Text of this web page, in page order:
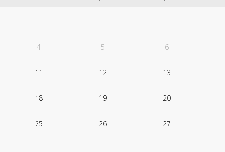
4 5 6
11 12 13
18 19 20
25 26 27